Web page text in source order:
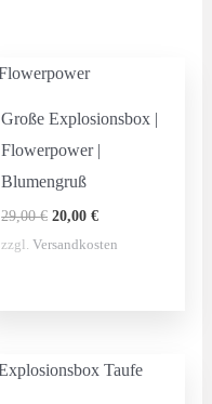
Große Explosionsbox |
Flowerpower |
Blumengruß
29,00€ Ursprünglicher
war:
20,00€Aktueller
ist:
zzgl.Versandkosten